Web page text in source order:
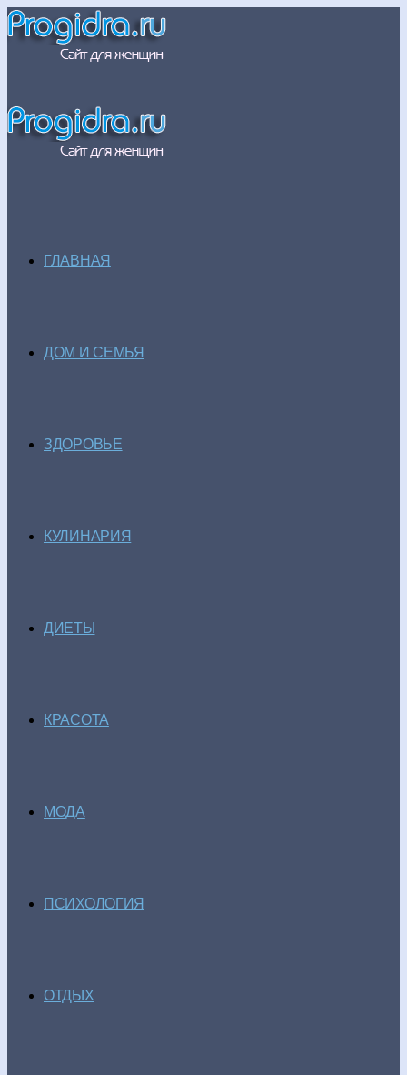
ГЛАВНАЯ
ДОМ И СЕМЬЯ
ЗДОРОВЬЕ
КУЛИНАРИЯ
ДИЕТЫ
КРАСОТА
МОДА
ПСИХОЛОГИЯ
ОТДЫХ